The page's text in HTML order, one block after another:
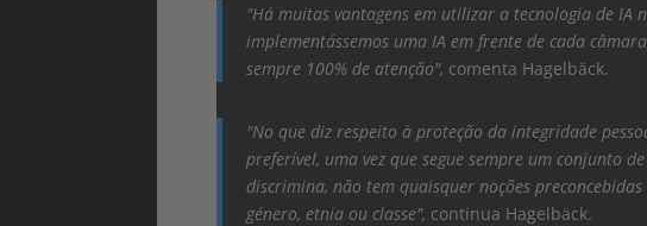
"Há muitas vantagens em utilizar a tecnologia de IA
implementássemos uma IA em frente de cada
sempre 100% de atenção", comenta Hagelbäck.
"No que diz respeito à proteção da integridade
preferível, uma vez que segue sempre um conjunto
discrimina, não tem quaisquer noções
género, etnia ou classe", continua Hagelbäck.